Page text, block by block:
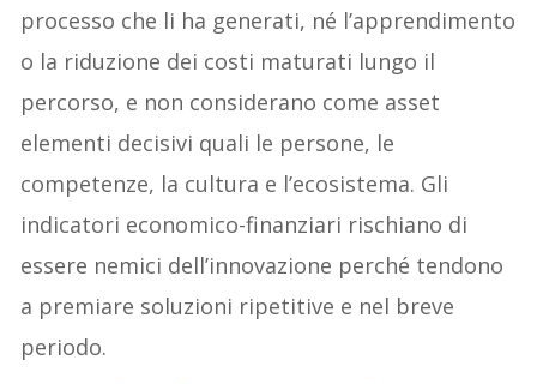
processo che li ha generati, né l’apprendimento
o la riduzione dei costi maturati lungo il
percorso, e non considerano come asset
elementi decisivi quali le persone, le
competenze, la cultura e l’ecosistema. Gli
indicatori economico-finanziari rischiano di
essere nemici dell’innovazione perché tendono
a premiare soluzioni ripetitive e nel breve
periodo.